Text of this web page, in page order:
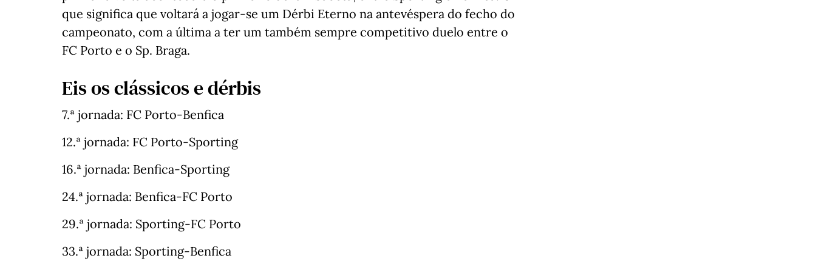
que significa que voltará a jogar-se um Dérbi Eterno na antevéspera do fecho do
campeonato, com a última a ter um também sempre competitivo duelo entre o
FC Porto e o Sp. Braga.
Eis os clássicos e dérbis
7.ª jornada: FC Porto-Benfica
12.ª jornada: FC Porto-Sporting
16.ª jornada: Benfica-Sporting
24.ª jornada: Benfica-FC Porto
29.ª jornada: Sporting-FC Porto
33.ª jornada: Sporting-Benfica